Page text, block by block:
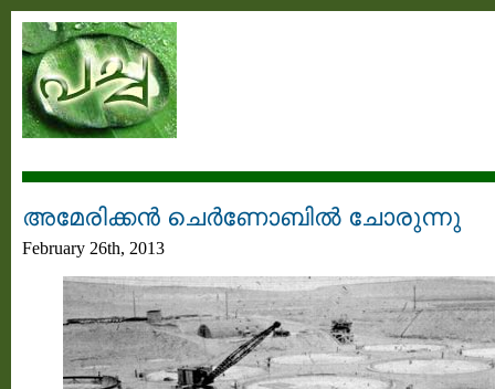
അമേരിക്കൻ ചെർണോബിൽ ചോരുന്നു
February 26th, 2013